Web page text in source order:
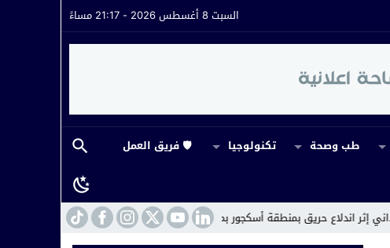
السبت 8 أغسطس 2026 - 21:17 مساءً
طب وصحة تكنولوجيا 🛡️ فريق العمل
حريق بمنطقة أسكجور بمراكش 12:13 توقيف رئيس جماعة اصعادلا بآسفي للاشتباه في